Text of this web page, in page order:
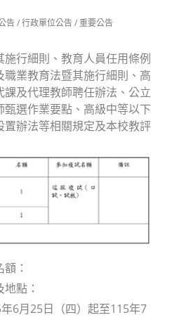
告/行政單位公告/重要公告
行細則、教育人員任用條例
業教育法暨其施行細則、高
及代理教師聘任辦法、公立
選作業要點、高級中等以下
置辦法等相關規定及本校教評
：
點：
6月25日（四）起至115年7